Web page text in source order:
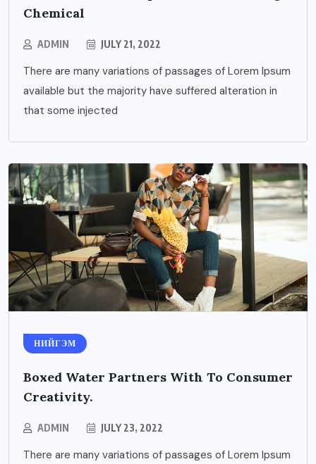
Chemical
ADMIN JULY 21, 2022
There are many variations of passages of Lorem Ipsum
available but the majority have suffered alteration in
that some injected
НИЙГЭМ
Boxed Water Partners With To Consumer
Creativity.
ADMIN JULY 23, 2022
There are many variations of passages of Lorem Ipsum